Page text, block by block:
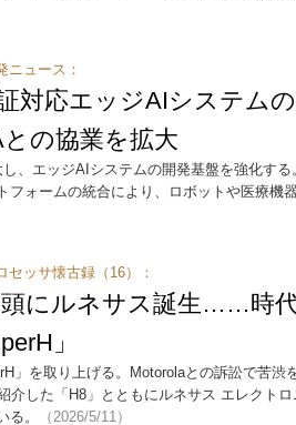
ニュース：
対応エッジAIシステム
の協業を拡大
、エッジAIシステムの開発基盤を強化す
フォームの統合により、ロボットや医療機
セッサ懐古録（16）：
にルネサス誕生……時
」
」を取り上げる。Motorolaとの訴訟で苦渋
介した「H8」とともにルネサス エレクト
る。
（2026/5/11）